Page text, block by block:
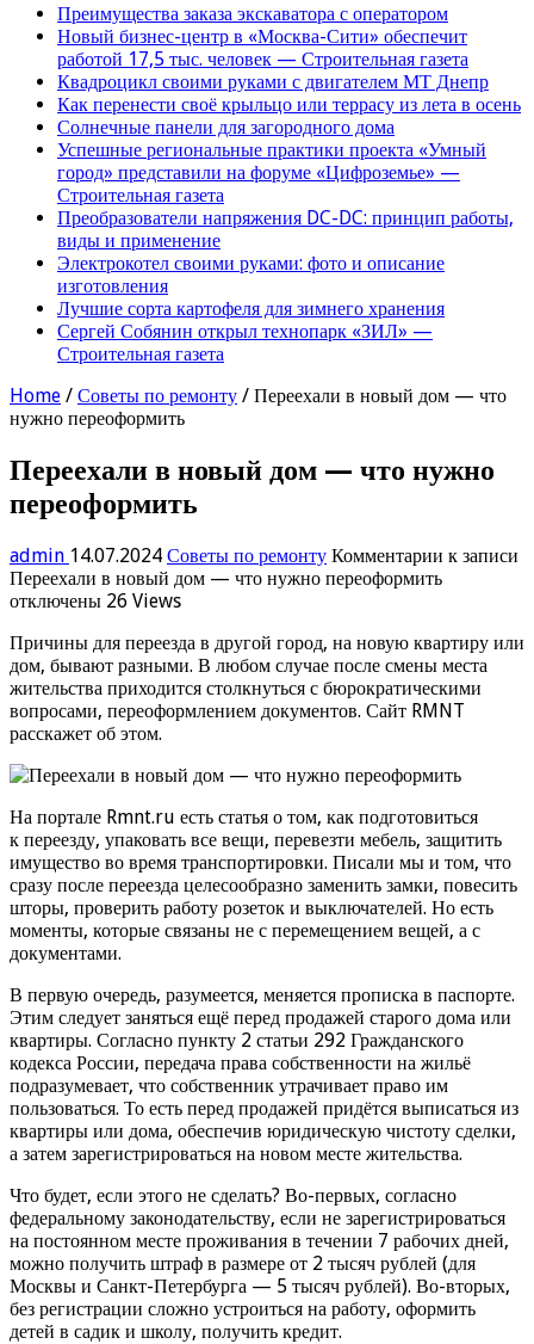
Преимущества заказа экскаватора с оператором
Новый бизнес-центр в «Москва-Сити» обеспечит
работой 17,5 тыс. человек — Строительная газета
Квадроцикл своими руками с двигателем МТ Днепр
Как перенести своё крыльцо или террасу из лета в осень
Солнечные панели для загородного дома
Успешные региональные практики проекта «Умный
город» представили на форуме «Цифроземье» —
Строительная газета
Преобразователи напряжения DC-DC: принцип работы,
виды и применение
Электрокотел своими руками: фото и описание
изготовления
Лучшие сорта картофеля для зимнего хранения
Сергей Собянин открыл технопарк «ЗИЛ» —
Строительная газета
Home / Советы по ремонту / Переехали в новый дом — что
нужно переоформить
Переехали в новый дом — что нужно
переоформить
admin 14.07.2024 Советы по ремонту Комментарии к записи
Переехали в новый дом — что нужно переоформить
отключены 26 Views
Причины для переезда в другой город, на новую квартиру или
дом, бывают разными. В любом случае после смены места
жительства приходится столкнуться с бюрократическими
вопросами, переоформлением документов. Сайт RMNT
расскажет об этом.
На портале Rmnt.ru есть статья о том, как подготовиться
к переезду, упаковать все вещи, перевезти мебель, защитить
имущество во время транспортировки. Писали мы и том, что
сразу после переезда целесообразно заменить замки, повесить
шторы, проверить работу розеток и выключателей. Но есть
моменты, которые связаны не с перемещением вещей, а с
документами.
В первую очередь, разумеется, меняется прописка в паспорте.
Этим следует заняться ещё перед продажей старого дома или
квартиры. Согласно пункту 2 статьи 292 Гражданского
кодекса России, передача права собственности на жильё
подразумевает, что собственник утрачивает право им
пользоваться. То есть перед продажей придётся выписаться из
квартиры или дома, обеспечив юридическую чистоту сделки,
а затем зарегистрироваться на новом месте жительства.
Что будет, если этого не сделать? Во-первых, согласно
федеральному законодательству, если не зарегистрироваться
на постоянном месте проживания в течении 7 рабочих дней,
можно получить штраф в размере от 2 тысяч рублей (для
Москвы и Санкт-Петербурга — 5 тысяч рублей). Во-вторых,
без регистрации сложно устроиться на работу, оформить
детей в садик и школу, получить кредит.